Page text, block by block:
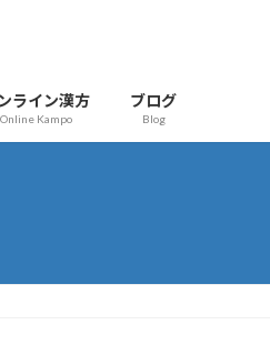
ライン漢方
Online Kampo
ブログ
Blog